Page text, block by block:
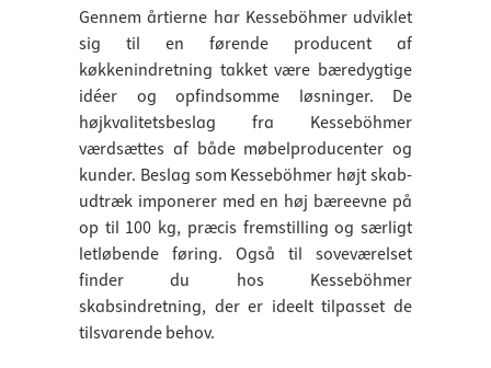
Gennem årtierne har Kesseböhmer udviklet
sig til en førende producent af
køkkenindretning takket være bæredygtige
idéer og opfindsomme løsninger. De
højkvalitetsbeslag fra Kesseböhmer
værdsættes af både møbelproducenter og
kunder. Beslag som Kesseböhmer højt skab-
udtræk imponerer med en høj bæreevne på
op til 100 kg, præcis fremstilling og særligt
letløbende føring. Også til soveværelset
finder du hos Kesseböhmer
skabsindretning, der er ideelt tilpasset de
tilsvarende behov.